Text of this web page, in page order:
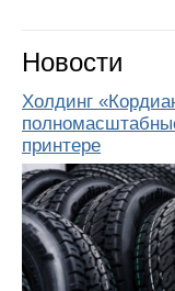
Новости
Холдинг
принтере